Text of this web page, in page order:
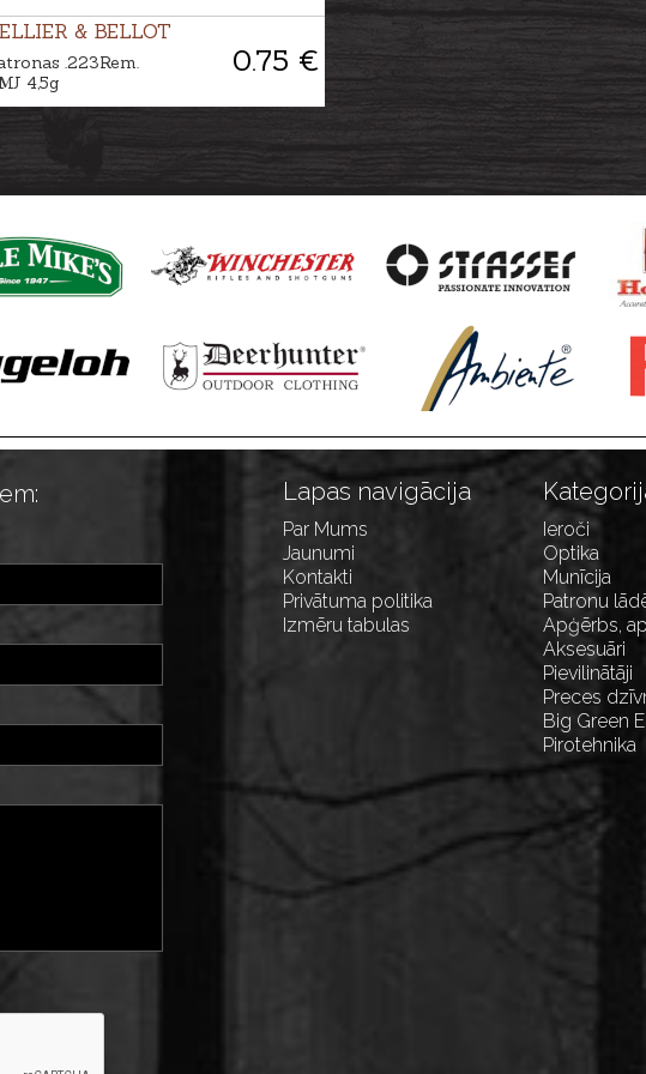
& BELLOT
0.75 €
.223Rem.
4,5g
Lapas navigācija
Par Mums
Jaunumi
Kontakti
Privātuma politika
Izmēru tabulas
Ieroči
Optika
Munīcija
Patronu
Apģērbs,
Aksesuāri
Pievilinātāji
Preces
Big Green
Pirotehnika